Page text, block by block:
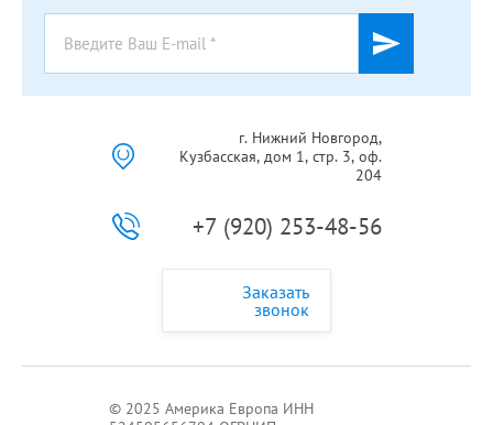
г. Нижний Новгород,
Кузбасская, дом 1, стр. 3, оф.
204
+7 (920) 253-48-56
Заказать
звонок
© 2025 Америка Европа ИНН